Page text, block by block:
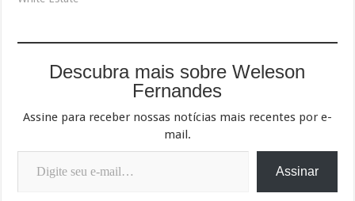
Descubra mais sobre Weleson
Fernandes
Assine para receber nossas notícias mais recentes por e-
mail.
Digite seu e-mail…
Assinar